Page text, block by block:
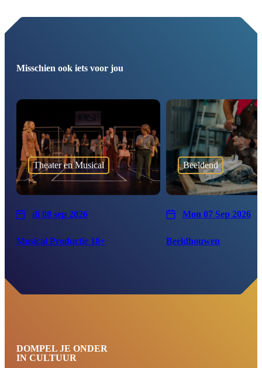
Misschien ook iets voor jou
Theater en Musical
di 08 sep 2026
Musical Productie 18+
Beeldend
Mon 07 Sep 2026
Beeldhouwen
DOMPEL JE ONDER
IN CULTUUR